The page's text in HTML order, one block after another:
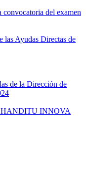
convocatoria del examen
las Ayudas Directas de
de la Dirección de
HANDITU INNOVA